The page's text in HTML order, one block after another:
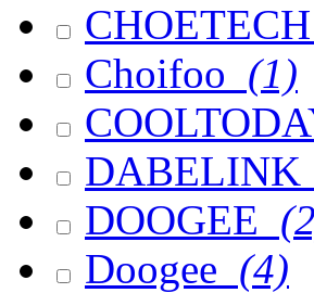
CHOETECH
Choifoo (1)
DABELINK
DOOGEE
Doogee (4)